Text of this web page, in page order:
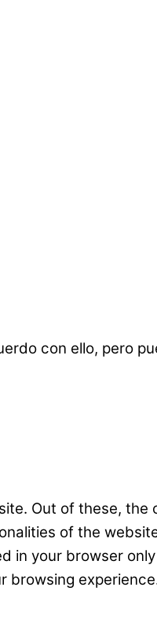
con ello, pero
Out of these,
of the
in your browser
browsing